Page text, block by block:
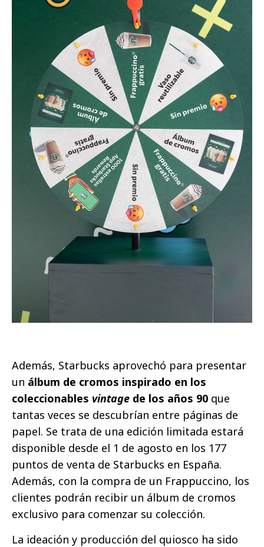
Además, Starbucks aprovechó para presentar
un álbum de cromos inspirado en los
coleccionables vintage de los años 90 que
tantas veces se descubrían entre páginas de
papel. Se trata de una edición limitada estará
disponible desde el 1 de agosto en los 177
puntos de venta de Starbucks en España.
Además, con la compra de un Frappuccino, los
clientes podrán recibir un álbum de cromos
exclusivo para comenzar su colección.
La ideación y producción del quiosco ha sido